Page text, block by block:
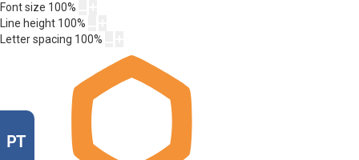
Font size 100%
Line height 100%
Letter spacing 100%
PT